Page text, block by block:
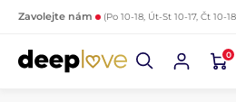
Zavolejte nám (Po 10-18, Út-St 10-17, Čt 10-
0